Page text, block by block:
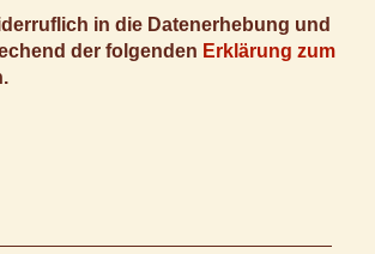
in die Datenerhebung und
der folgenden Erklärung zum